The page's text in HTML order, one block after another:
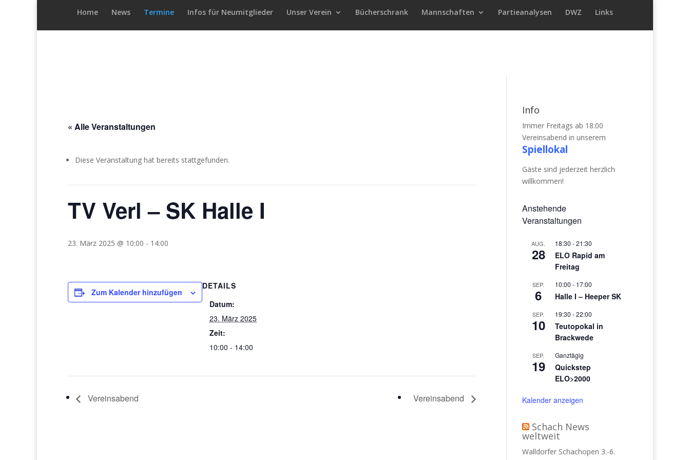
Home News Termine Infos für Neumitglieder Unser Verein Bücherschrank Mannschaften Partieanalysen DWZ Links
« Alle Veranstaltungen
Diese Veranstaltung hat bereits stattgefunden.
TV Verl – SK Halle I
23. März 2025 @ 10:00 - 14:00
Zum Kalender hinzufügen
DETAILS
Datum:
23. März 2025
Zeit:
10:00 - 14:00
Vereinsabend Vereinsabend
Info
Immer Freitags ab 18:00
Vereinsabend in unserem
Spiellokal
Gäste sind jederzeit herzlich
willkommen!
Anstehende
Veranstaltungen
AUG.
28
18:30 -21:30
ELO Rapid am
Freitag
SEP.
6
10:00 - 17:00
Halle I – Heeper SK
SEP.
10
19:30 -22:00
Teutopokal in
Brackwede
SEP.
19
Ganztägig
Quickstep
ELO>2000
Kalender anzeigen
Schach News
weltweit
Walldorfer Schachopen 3.-6.